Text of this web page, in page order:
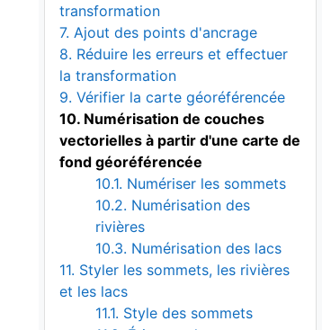
transformation
7. Ajout des points d'ancrage
8. Réduire les erreurs et effectuer
la transformation
9. Vérifier la carte géoréférencée
10. Numérisation de couches
vectorielles à partir d'une carte de
fond géoréférencée
10.1. Numériser les sommets
10.2. Numérisation des
rivières
10.3. Numérisation des lacs
11. Styler les sommets, les rivières
et les lacs
11.1. Style des sommets